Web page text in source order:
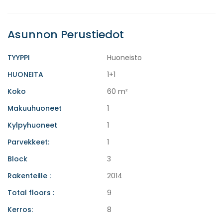
Asunnon Perustiedot
TYYPPI
Huoneisto
HUONEITA
1+1
Koko
60 m²
Makuuhuoneet
1
Kylpyhuoneet
1
Parvekkeet:
1
Block
3
Rakenteille :
2014
Total floors :
9
Kerros:
8